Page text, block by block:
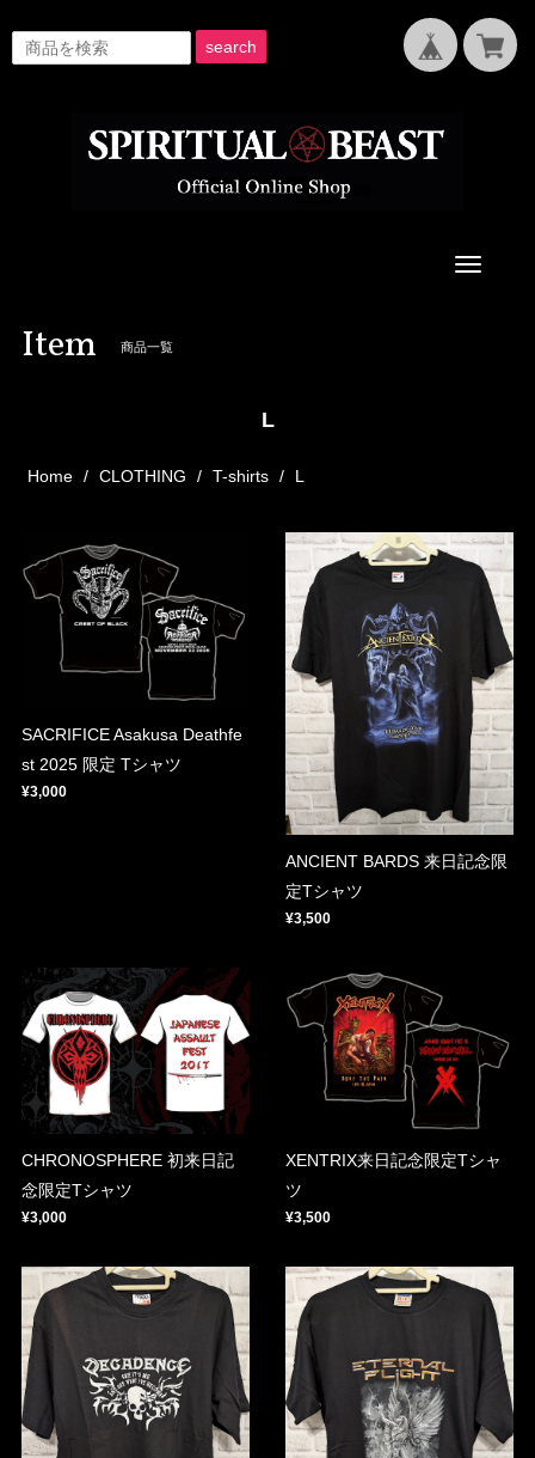
search
Toggle
Item 商品一覧
L
Home CLOTHING T-shirts L
SACRIFICE Asakusa Deathfe
st 2025 限定 Tシャツ
¥3,000
ANCIENT BARDS 来日記念限
定Tシャツ
¥3,500
CHRONOSPHERE 初来日記
念限定Tシャツ
¥3,000
XENTRIX来日記念限定Tシャ
ツ
¥3,500